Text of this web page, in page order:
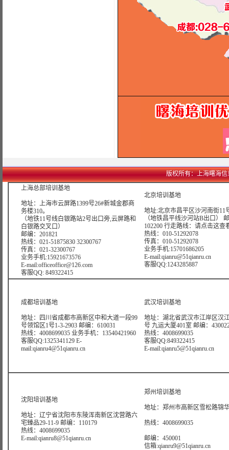
版权所有：上海曙海信
上海总部培训基地
地址：上海市云屏路1399号26#新城金郡商
务楼310。
（地铁11号线白银路站2号出口旁,云屏路和
白银路交叉口）
邮编：201821
热线：021-51875830 32300767
传真：021-32300767
业务手机:15921673576
E-mail:officeoffice@126.com
客服QQ: 849322415
北京培训基地
地址:北京市昌平区沙河南街11
（地铁昌平线沙河站B出口）
102200 行走路线： 请点击这查
热线：010-51292078
传真：010-51292078
业务手机:15701686205
E-mail:qianru@51qianru.cn
客服QQ:1243285887
成都培训基地
地址：四川省成都市高新区中和大道一段99
号领馆区1号1-3-2903 邮编：610031
热线：4008699035 业务手机：13540421960
客服QQ:1325341129 E-
mail:qianru4@51qianru.cn
武汉培训基地
地址：湖北省武汉市江岸区汉
号 九运大厦401室 邮编：
热线：4008699035
客服QQ:849322415
E-mail:qianru5@51qianru.cn
沈阳培训基地
地址：辽宁省沈阳市东陵浑南新区沈营路六
宅臻品29-11-9 邮编：110179
热线：4008699035
E-mail:qianru8@51qianru.cn
郑州培训基地
地址：郑州市高新区雪松路锦
热线：4008699035
邮编：450001
信箱:qianru9@51qianru.cn